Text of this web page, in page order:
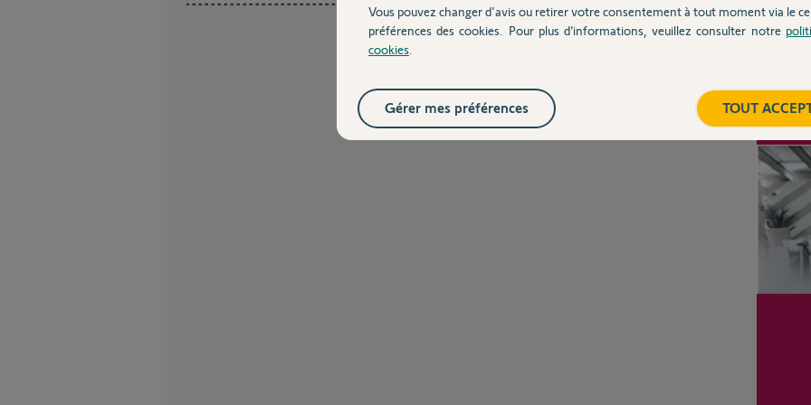
Vous pouvez changer d'avis ou retirer votre consentement à tout moment via le
préférences des cookies. Pour plus d’informations, veuillez consulter notre
cookies
TOUT
Gérer mes préférences